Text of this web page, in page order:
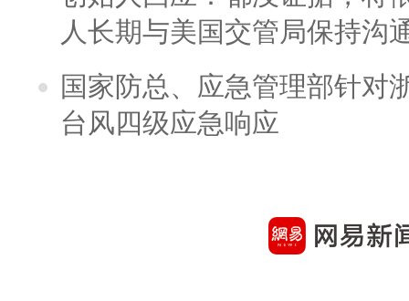
人长期与美国交管局保持沟
国家防总、应急管理部针对
台风四级应急响应